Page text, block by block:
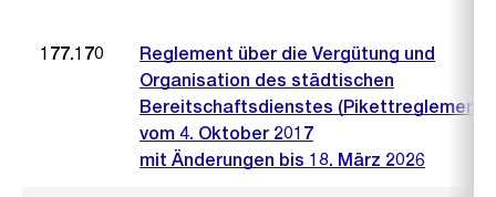
177.170
Reglement über die Vergütung und
Organisation des städtischen
Bereitschaftsdienstes (Pikettreglement)
vom 4. Oktober 2017
mit Änderungen bis 18. März 2026